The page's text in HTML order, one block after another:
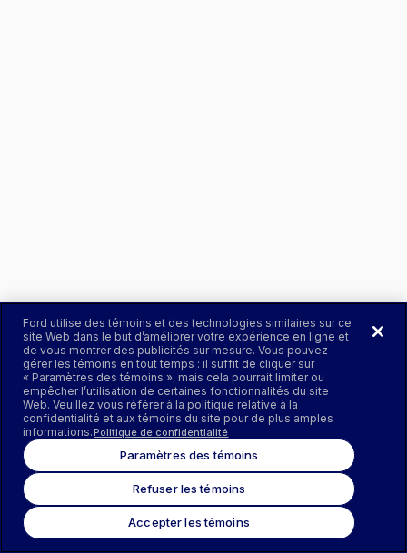
Ford utilise des témoins et des technologies similaires sur ce
site Web dans le but d’améliorer votre expérience en ligne et
de vous montrer des publicités sur mesure. Vous pouvez
gérer les témoins en tout temps : il suffit de cliquer sur
« Paramètres des témoins », mais cela pourrait limiter ou
empêcher l’utilisation de certaines fonctionnalités du site
Web. Veuillez vous référer à la politique relative à la
confidentialité et aux témoins du site pour de plus amples
informations.Politique de confidentialité
Paramètres des témoins
Refuser les témoins
Accepter les témoins